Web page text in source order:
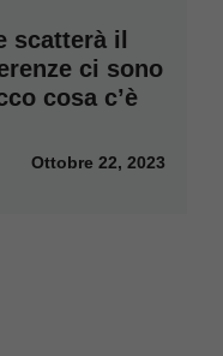
scatterà il
ci sono
cosa c’è
Ottobre 22, 2023